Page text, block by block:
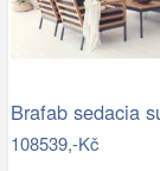
108539,-Kč